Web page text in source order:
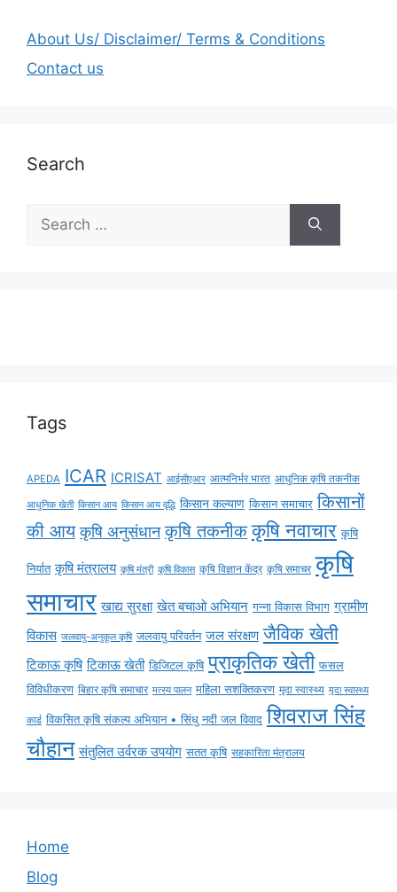
About Us/ Disclaimer/ Terms & Conditions
Contact us
Search
Tags
APEDA ICAR ICRISAT आईसीएआर आत्मनिर्भर भारत आधुनिक कृषि तकनीक
आधुनिक खेती किसान आय किसान आय वृद्धि किसान कल्याण किसान समाचार किसानों
की आय कृषि अनुसंधान कृषि तकनीक कृषि नवाचार कृषि
निर्यात कृषि मंत्रालय कृषि मंत्री कृषि विकास कृषि विज्ञान केंद्र कृषि समाचर कृषि
समाचार खाद्य सुरक्षा खेत बचाओ अभियान गन्ना विकास विभाग ग्रामीण
विकास जलवायु-अनुकूल कृषि जलवायु परिवर्तन जल संरक्षण जैविक खेती
टिकाऊ कृषि टिकाऊ खेती डिजिटल कृषि प्राकृतिक खेती फसल
विविधीकरण बिहार कृषि समाचार मत्स्य पालन महिला सशक्तिकरण मृदा स्वास्थ्य मृदा स्वास्थ्य
कार्ड विकसित कृषि संकल्प अभियान • सिंधु नदी जल विवाद शिवराज सिंह
चौहान संतुलित उर्वरक उपयोग सतत कृषि सहकारिता मंत्रालय
Home
Blog